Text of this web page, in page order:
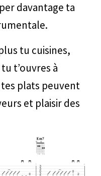
davantage ta
tu cuisines,
t’ouvres à
tes plats peuvent
et plaisir des